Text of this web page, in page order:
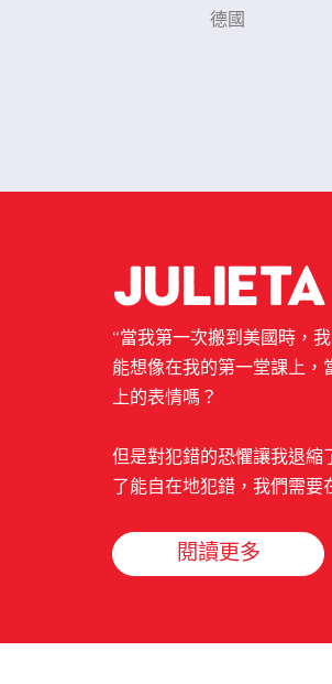
海蒂
Julieta
“當我第一次搬到美國時，
能想像在我的第一堂課上
上的表情嗎？
但是對犯錯的恐懼讓我退縮
了能自在地犯錯，我們需
閱讀更多